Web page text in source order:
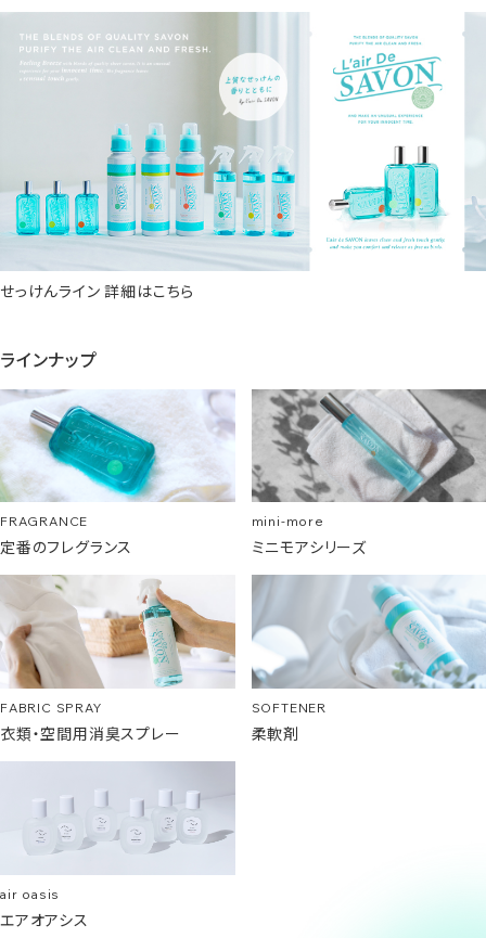
せっけんライン 詳細はこちら
ラインナップ
FRAGRANCE
定番のフレグランス
mini-more
ミニモアシリーズ
FABRIC SPRAY
衣類・空間用消臭スプレー
SOFTENER
柔軟剤
air oasis
エアオアシス